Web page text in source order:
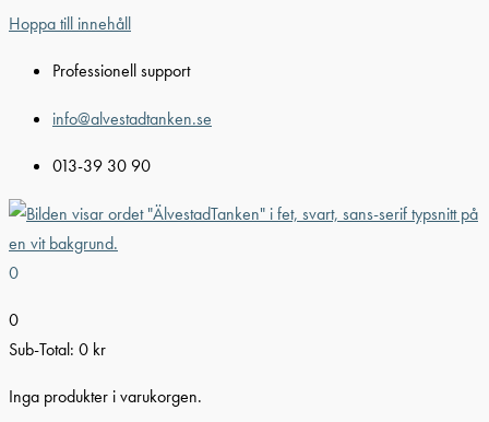
Hoppa till innehåll
Professionell support
info@alvestadtanken.se
013-39 30 90
0
0
Sub-Total: 0 kr
Inga produkter i varukorgen.